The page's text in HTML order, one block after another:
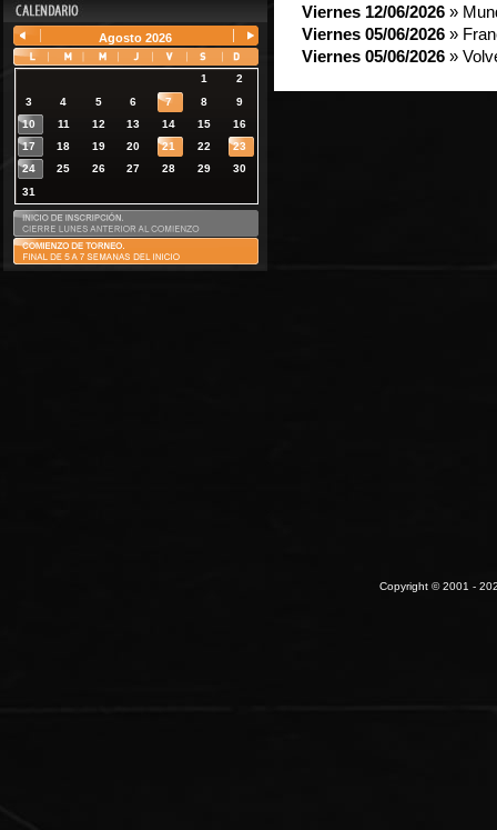
Agosto 2026
1
2
3
4 5 6 7 8
9
10
11 12 13 14 15
16
17
18 19 20 21 22
23
24
25 26 27 28 29
30
31
Viernes 12/06/2026 »
Viernes 05/06/2026 »
Viernes 05/06/2026 »
Copyright © 2001 -